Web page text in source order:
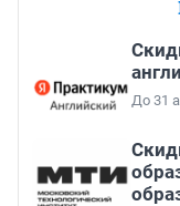
До 31